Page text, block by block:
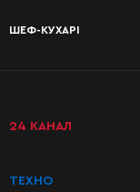
ШЕФ-КУХАРІ
24 КАНАЛ
ТЕХНО